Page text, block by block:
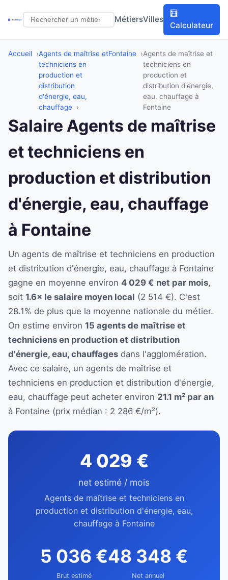
MétiersVilles
🧮
Calculateur
Accueil
Agents de maîtrise et
techniciens en
production et
distribution
d'énergie, eau,
chauffage
Fontaine
Agents de maîtrise et
techniciens en
production et
distribution d'énergie,
eau, chauffage à
Fontaine
Salaire Agents de maîtrise
et techniciens en
production et distribution
d'énergie, eau, chauffage
à Fontaine
Un agents de maîtrise et techniciens en production
et distribution d'énergie, eau, chauffage à Fontaine
gagne en moyenne environ 4 029 € net par mois,
soit 1.6× le salaire moyen local (2 514 €). C'est
28.1% de plus que la moyenne nationale du métier.
On estime environ 15 agents de maîtrise et
techniciens en production et distribution
d'énergie, eau, chauffages dans l'agglomération.
Avec ce salaire, un agents de maîtrise et
techniciens en production et distribution d'énergie,
eau, chauffage peut acheter environ 21.1 m² par an
à Fontaine (prix médian : 2 286 €/m²).
4 029 €
net estimé / mois
Agents de maîtrise et techniciens en
production et distribution d'énergie, eau,
chauffage à Fontaine
5 036 €
Brut estimé
48 348 €
Net annuel